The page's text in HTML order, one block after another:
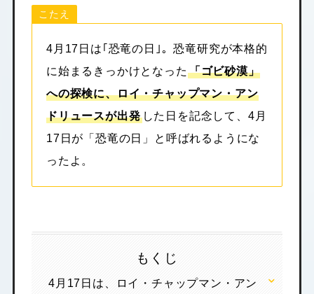
こたえ
4月17日は｢恐竜の日｣。恐竜研究が本格的
に始まるきっかけとなった 「ゴビ砂漠」
への探検に、ロイ・チャップマン・アン
ドリュースが出発した日を記念して、4月
17日が「恐竜の日」と呼ばれるようにな
ったよ。
もくじ
4月17日は、ロイ・チャップマン・アン